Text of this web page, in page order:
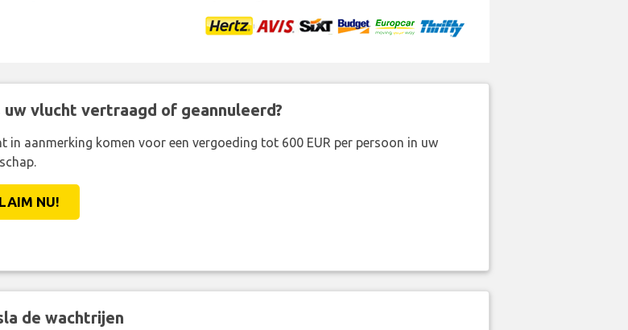
uw vlucht vertraagd of geannuleerd?
in aanmerking komen voor een vergoeding tot 600 EUR per persoon in uw
NU!
de wachtrijen